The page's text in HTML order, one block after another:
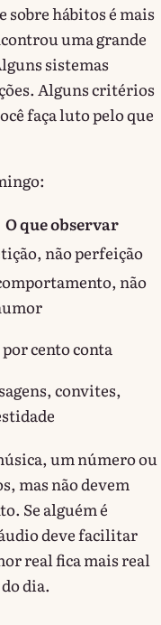
sobre hábitos é mais
uma grande
sistemas
Alguns critérios
faça luto pelo que
O que observar
não perfeição
não
por cento conta
convites,
um número ou
mas não devem
Se alguém é
deve facilitar
real fica mais real
dia.